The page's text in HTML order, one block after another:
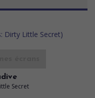
Secret